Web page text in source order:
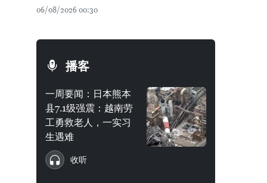
06/08/2026 00:30
播客
一周要闻：日本熊本
县7.1级强震：越南劳
工勇救老人，一实习
生遇难
收听